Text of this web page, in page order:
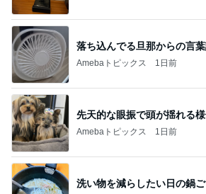
落ち込んでる旦那からの言
Amebaトピックス 1日前
先天的な眼振で頭が揺れる
Amebaトピックス 1日前
洗い物を減らしたい日の鍋